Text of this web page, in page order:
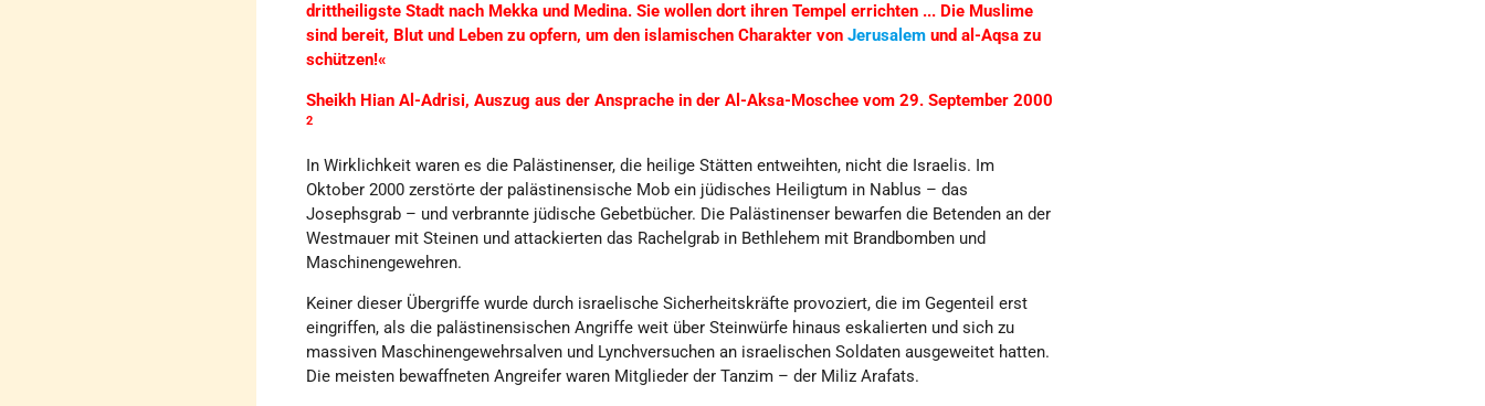
drittheiligste Stadt nach Mekka und Medina. Sie wollen dort ihren Tempel errichten ... Die Muslime
sind bereit, Blut und Leben zu opfern, um den islamischen Charakter vonJerusalem und al-Aqsa zu
schützen!«
Sheikh Hian Al-Adrisi,Auszug aus der Ansprache in der Al-Aksa-Moschee vom 29. September 2000
2
In Wirklichkeit waren es die Palästinenser, die heilige Stätten entweihten, nicht die Israelis. Im
Oktober 2000 zerstörte der palästinensische Mob ein jüdisches Heiligtum in Nablus – das
Josephsgrab – und verbrannte jüdische Gebetbücher. Die Palästinenser bewarfen die Betenden an der
Westmauer mit Steinen und attackierten das Rachelgrab in Bethlehem mit Brandbomben und
Maschinengewehren.
Keiner dieser Übergriffe wurde durch israelische Sicherheitskräfte provoziert, die im Gegenteil erst
eingriffen, als die palästinensischen Angriffe weit über Steinwürfe hinaus eskalierten und sich zu
massiven Maschinengewehrsalven und Lynchversuchen an israelischen Soldaten ausgeweitet hatten.
Die meisten bewaffneten Angreifer waren Mitglieder der Tanzim – der Miliz Arafats.